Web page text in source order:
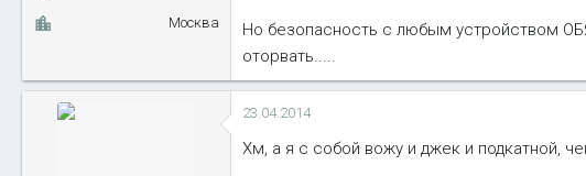
Москва
Но безопасность с любым устройством
оторвать.....
23.04.2014
Хм, а я с собой вожу и джек и подкатной,